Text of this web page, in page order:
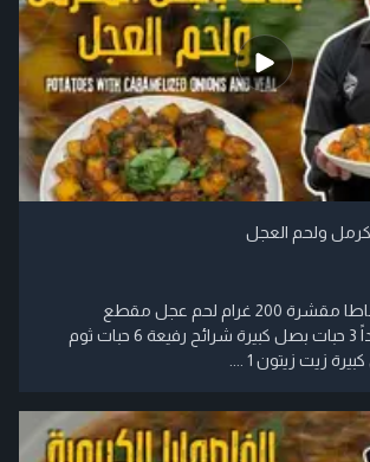
ولحم العجل
المقادير:1 كغم بطاطا مقشرة 200 غرام لحم عجل مقطع
مكعبات صغيرة جداً 3 حبات بصل كبيرة شرائح رفيعة 6 حبات ثوم